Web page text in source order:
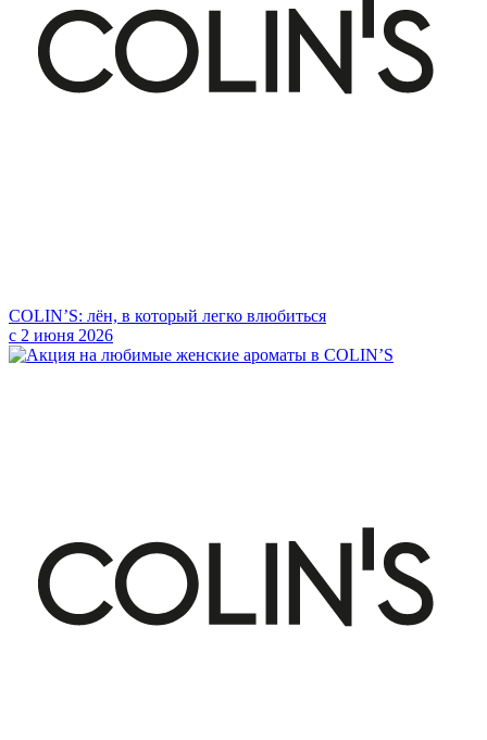
COLIN’S: лён, в который легко влюбиться
с 2 июня 2026